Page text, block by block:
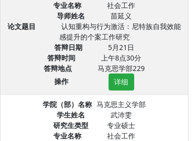
专业名称
社会工作
导师姓名
苗延义
论文题目
认知重构与行为激活：尼特族自我效能
感提升的个案工作研究
答辩日期
5月21日
答辩时间
上午8点30分
答辩地点
马克思学部229
操作
详细
学院（部）名称 马克思主义学部
学生姓名
武沛雯
研究生类型
专业硕士
专业名称
社会工作